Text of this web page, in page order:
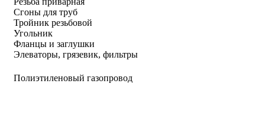
Сгоны для труб
Тройник резьбовой
Угольник
Фланцы и заглушки
Элеваторы, грязевик, фильтры
Полиэтиленовый газопровод